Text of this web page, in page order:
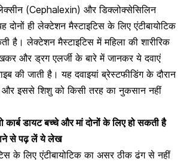
(Cephalexin) और डिक्लोक्सेसिलिन
दोनों ही लेक्टेशन मैस्टाइटिस के लिए एंटीबायोटिक
है। लेक्टेशन मैस्टाइटिस में महिला की शारीरिक
और ड्रग एलर्जी के बारे में जानकर ये दवाएं
की जाती है। यह दवाइयां ब्रेस्टफीडिंग के दौरान
है और इससे शिशु को किसी तरह का नुकसान नहीं
कार्ब डायट बच्चे और मां दोनों के लिए हो सकती है
से पढ़ लें ये लेख
के लिए एंटीबायोटिक का असर ठीक ढंग से नहीं